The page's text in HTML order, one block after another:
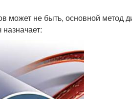
может не быть, основной метод